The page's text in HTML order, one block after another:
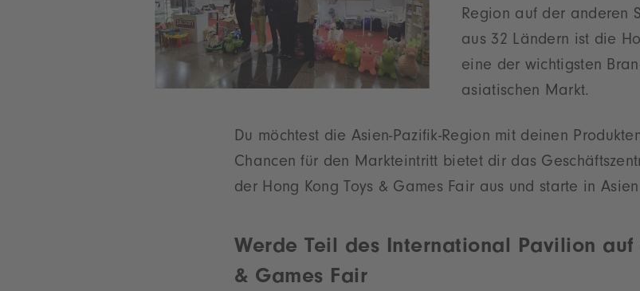
Region auf der anderen
aus 32 Ländern ist die
eine der wichtigsten
asiatischen Markt.
Du möchtest die Asien-Pazifik-Region mit deinen
Chancen für den Markteintritt bietet dir das
der Hong Kong Toys & Games Fair aus und starte in
Werde Teil des International Pavilion auf
& Games Fair